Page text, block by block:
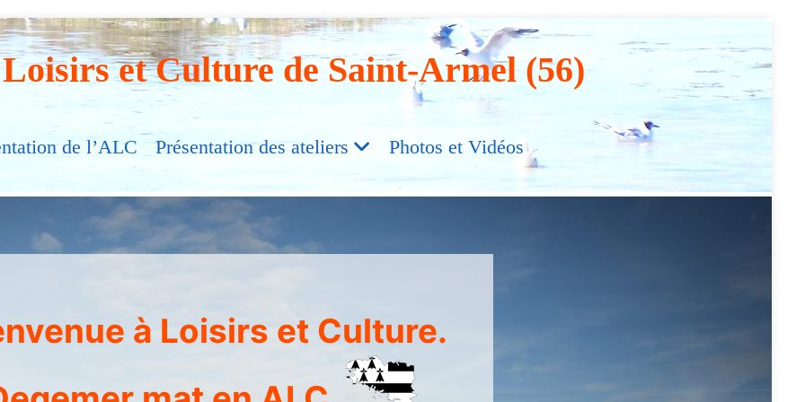
et Culture de Saint-Armel (56)
de l’ALC Présentation des ateliers Photos et Vidéos
à Loisirs et Culture.